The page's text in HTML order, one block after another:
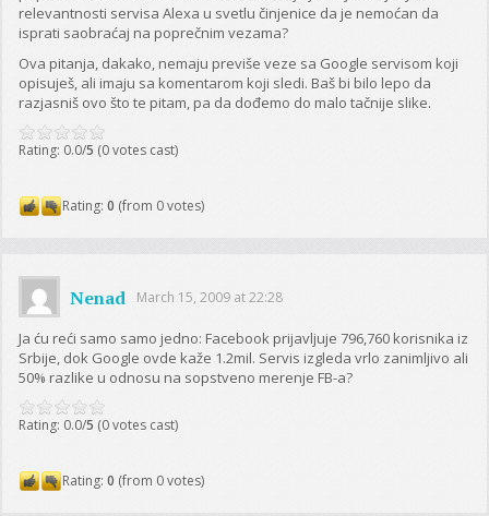
relevantnosti servisa Alexa u svetlu činjenice da je nemoćan da
isprati saobraćaj na poprečnim vezama?
Ova pitanja, dakako, nemaju previše veze sa Google servisom koji
opisuješ, ali imaju sa komentarom koji sledi. Baš bi bilo lepo da
razjasniš ovo što te pitam, pa da dođemo do malo tačnije slike.
Rating: 0.0/5 (0 votes cast)
Rating:0 (from 0 votes)
Nenad March 15, 2009 at 22:28
Ja ću reći samo samo jedno: Facebook prijavljuje 796,760 korisnika iz
Srbije, dok Google ovde kaže 1.2mil. Servis izgleda vrlo zanimljivo ali
50% razlike u odnosu na sopstveno merenje FB-a?
Rating: 0.0/5 (0 votes cast)
Rating:0 (from 0 votes)